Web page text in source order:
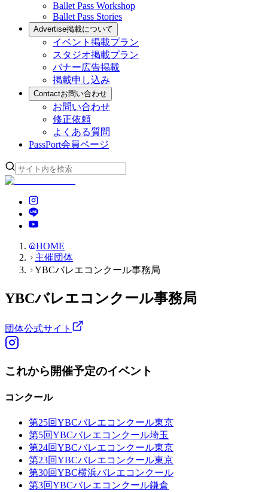
Ballet Pass Workshop
Ballet Pass Stories
Advertise掲載について
イベント掲載プラン
スタジオ掲載プラン
バナー広告掲載
掲載申し込み
Contactお問い合わせ
お問い合わせ
修正依頼
よくある質問
PassPort会員ページ
HOME
主催団体
YBCバレエコンクール事務局
YBCバレエコンクール事務局
団体公式サイト
これから開催予定のイベント
コンクール
第25回YBCバレエコンクール東京
第5回YBCバレエコンクール埼玉
第24回YBCバレエコンクール東京
第23回YBCバレエコンクール東京
第30回YBC横浜バレエコンクール
第3回YBCバレエコンクール鎌倉